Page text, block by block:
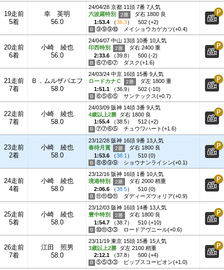
19走前
5着
幸 英明
56.0
24/04/28 京都 11頭 7番 7人気
六波羅特別
ダ右 1800 良
1:53.4 （36.3）
502 (+2)
⑨⑨⑨⑩
メイショウカゲカツ(+0.4)
20走前
6着
小崎 綾也
56.0
24/04/07 中山 13頭 10番 10人気
印西特別
ダ右 2400 重
2:33.6 （39.8）
500 (-2)
⑥⑦⑥⑦
ダスク(+1.6)
21走前
7着
Ｂ．ムルザバエフ
58.0
24/03/24 中京 16頭 15番 9人気
ロードカナＣ
ダ左 1800 重
1:51.1 （36.9）
502 (-10)
⑥⑤⑥⑤
サンテックス(+0.7)
22走前
7着
小崎 綾也
58.0
24/03/09 阪神 14頭 3番 9人気
4歳以上2勝 ダ右 1800 良
1:55.4 （38.5）
512 (+2)
⑦⑦⑥⑤
チュウワハート(+1.6)
23走前
2着
小崎 綾也
58.0
23/12/28 阪神 16頭 9番 13人気
春待月賞
ダ右 1800 良
1:53.6 （38.1 ）
510 (0)
⑧⑧⑨⑨
ショウナンライシン(+0.1)
24走前
4着
小崎 綾也
58.0
23/12/16 阪神 16頭 1番 10人気
境港特別
ダ右 2000 稍重
2:06.6 （38.5）
510 (0)
⑪⑪⑬⑪
ダディーズウォリア(+0.9)
25走前
5着
小崎 綾也
58.0
23/12/03 阪神 16頭 14番 13人気
豊中特別
ダ右 1800 良
1:54.7 （38.7）
510 (+10)
⑩⑪③③
ロードアヴニール(+0.6)
26走前
7着
江田 照男
58.0
23/11/19 東京 15頭 15番 15人気
3歳以上2勝 ダ左 2100 稍重
2:12.1 （37.8）
500 (+4)
⑤⑤③③
ビップスコーピオン(+1.0)